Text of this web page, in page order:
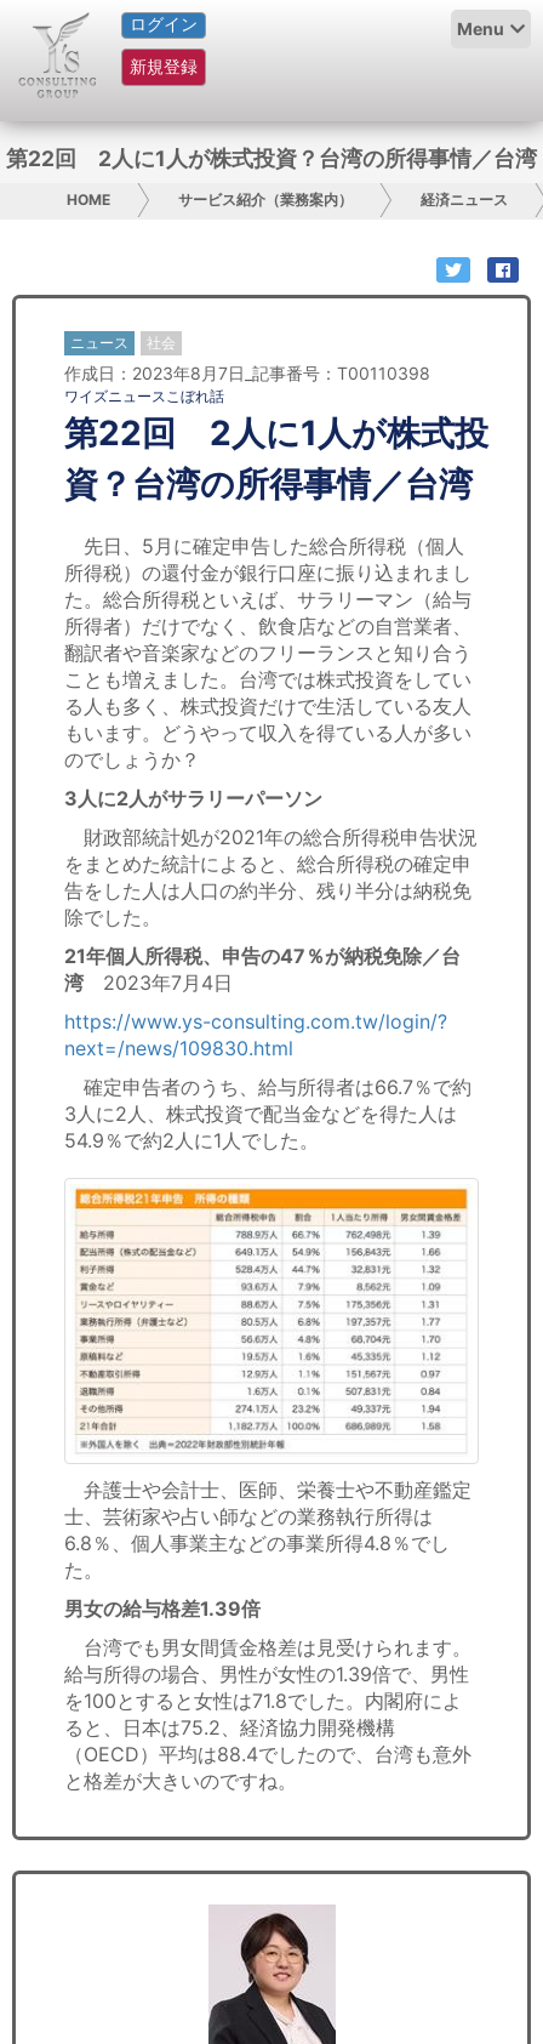
ログイン
新規登録
Menu
HOME
サービス紹介
グループ概要
日本人にPR
コンサルティング
リサーチ
セミナー
経済ニュース
労務顧問
ＩＴ
第22回 2人に1人が株式投資？台湾の所得事情／台湾
HOME サービス紹介（業務案内） 経済ニュース
ニュース 社会
作成日：2023年8月7日_記事番号：T00110398
ワイズニュースこぼれ話
第22回 2人に1人が株式投
資？台湾の所得事情／台湾
先日、5月に確定申告した総合所得税（個人
所得税）の還付金が銀行口座に振り込まれまし
た。総合所得税といえば、サラリーマン（給与
所得者）だけでなく、飲食店などの自営業者、
翻訳者や音楽家などのフリーランスと知り合う
ことも増えました。台湾では株式投資をしてい
る人も多く、株式投資だけで生活している友人
もいます。どうやって収入を得ている人が多い
のでしょうか？
3人に2人がサラリーパーソン
財政部統計処が2021年の総合所得税申告状況
をまとめた統計によると、総合所得税の確定申
告をした人は人口の約半分、残り半分は納税免
除でした。
21年個人所得税、申告の47％が納税免除／台
湾 2023年7月4日
https://www.ys-consulting.com.tw/login/?
next=/news/109830.html
確定申告者のうち、給与所得者は66.7％で約
3人に2人、株式投資で配当金などを得た人は
54.9％で約2人に1人でした。
弁護士や会計士、医師、栄養士や不動産鑑定
士、芸術家や占い師などの業務執行所得は
6.8％、個人事業主などの事業所得4.8％でし
た。
男女の給与格差1.39倍
台湾でも男女間賃金格差は見受けられます。
給与所得の場合、男性が女性の1.39倍で、男性
を100とすると女性は71.8でした。内閣府によ
ると、日本は75.2、経済協力開発機構
（OECD）平均は88.4でしたので、台湾も意外
と格差が大きいのですね。